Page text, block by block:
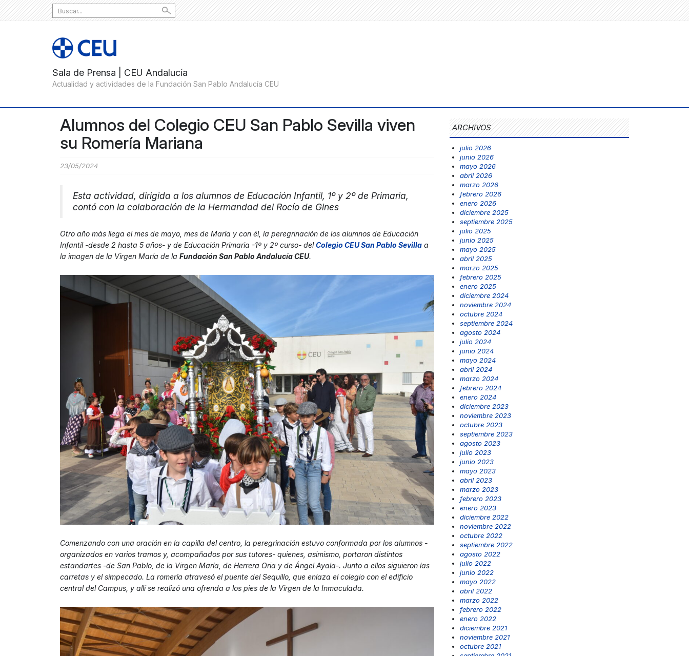
Search
for:
Alumnos del Colegio CEU San Pablo Sevilla viven
su Romería Mariana
23/05/2024
Esta actividad, dirigida a los alumnos de Educación Infantil, 1º y 2º de Primaria,
contó con la colaboración de la Hermandad del Rocío de Gines
Otro año más llega el mes de mayo, mes de María y con él, la peregrinación de los alumnos de Educación
Infantil -desde 2 hasta 5 años- y de Educación Primaria -1º y 2º curso- delColegio CEU San Pablo Sevilla a
la imagen de la Virgen María de la Fundación San Pablo Andalucía CEU.
Comenzando con una oración en la capilla del centro, la peregrinación estuvo conformada por los alumnos -
organizados en varios tramos y, acompañados por sus tutores- quienes, asimismo, portaron distintos
estandartes -de San Pablo, de la Virgen María, de Herrera Oria y de Ángel Ayala-. Junto a ellos siguieron las
carretas y el simpecado. La romería atravesó el puente del Sequillo, que enlaza el colegio con el edificio
central del Campus, y allí se realizó una ofrenda a los pies de la Virgen de la Inmaculada.
ARCHIVOS
julio 2026
junio 2026
mayo 2026
abril 2026
marzo 2026
febrero 2026
enero 2026
diciembre 2025
septiembre 2025
julio 2025
junio 2025
mayo 2025
abril 2025
marzo 2025
febrero 2025
enero 2025
diciembre 2024
noviembre 2024
octubre 2024
septiembre 2024
agosto 2024
julio 2024
junio 2024
mayo 2024
abril 2024
marzo 2024
febrero 2024
enero 2024
diciembre 2023
noviembre 2023
octubre 2023
septiembre 2023
agosto 2023
julio 2023
junio 2023
mayo 2023
abril 2023
marzo 2023
febrero 2023
enero 2023
diciembre 2022
noviembre 2022
octubre 2022
septiembre 2022
agosto 2022
julio 2022
junio 2022
mayo 2022
abril 2022
marzo 2022
febrero 2022
enero 2022
diciembre 2021
noviembre 2021
octubre 2021